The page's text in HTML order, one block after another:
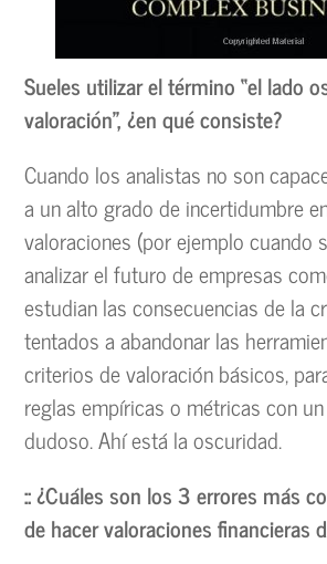
Sueles utilizar el término “el lado
valoración”, ¿en qué consiste?
Cuando los analistas no son
a un alto grado de incertidumbre
valoraciones (por ejemplo cuando
analizar el futuro de empresas
estudian las consecuencias de la
tentados a abandonar las
criterios de valoración básicos,
reglas empíricas o métricas con
dudoso. Ahí está la oscuridad.
:: ¿Cuáles son los 3 errores más
de hacer valoraciones financieras